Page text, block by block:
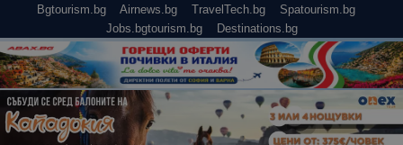
Bgtourism.bg Airnews.bg TravelTech.bg
Spatourism.bg
Jobs.bgtourism.bg
Destinations.bg